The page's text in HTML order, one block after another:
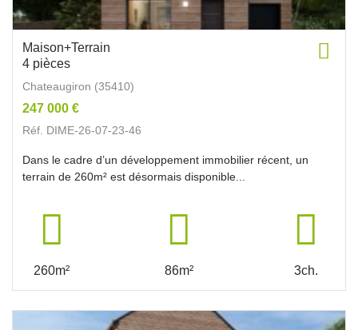
Maison+Terrain
4 pièces
Chateaugiron (35410)
247 000 €
Réf. DIME-26-07-23-46
Dans le cadre d’un développement immobilier récent, un
terrain de 260m² est désormais disponible...
260m² 86m² 3ch.